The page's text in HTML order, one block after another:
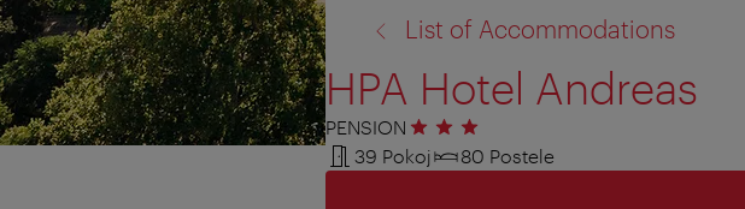
List of Accommodations
HPA Hotel Andreas
PENSION 3 hvězdičky
39 Pokoj
80 Postele